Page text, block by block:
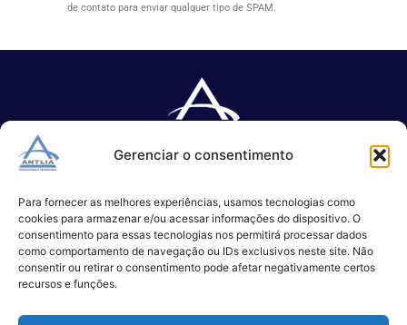
Gerenciar o consentimento
Para fornecer as melhores experiências, usamos tecnologias como
cookies para armazenar e/ou acessar informações do dispositivo. O
consentimento para essas tecnologias nos permitirá processar dados
como comportamento de navegação ou IDs exclusivos neste site. Não
consentir ou retirar o consentimento pode afetar negativamente certos
recursos e funções.
de contato para enviar qualquer tipo de SPAM.
TI.
(11) 3017-0999